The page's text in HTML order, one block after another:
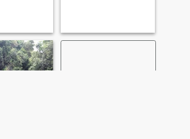
that i can spend the rest of
my life with.